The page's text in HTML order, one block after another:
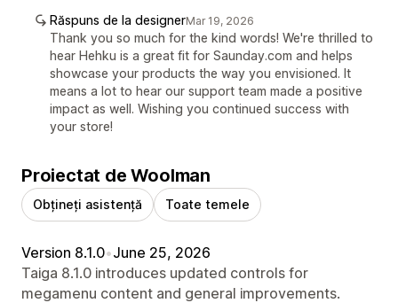
Răspuns de la designerMar 19, 2026
Thank you so much for the kind words! We're thrilled to
hear Hehku is a great fit for Saunday.com and helps
showcase your products the way you envisioned. It
means a lot to hear our support team made a positive
impact as well. Wishing you continued success with
your store!
Proiectat de Woolman
Obțineți asistență Toate temele
Version 8.1.0•June 25, 2026
Taiga 8.1.0 introduces updated controls for
megamenu content and general improvements.